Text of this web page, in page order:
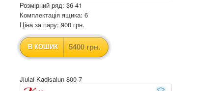
Розмірний ряд: 36-41
Комплектація ящика: 6
Ціна за пару: 900 грн.
В КОШИК 5400 грн.
Jiulai-Kadisalun 800-7